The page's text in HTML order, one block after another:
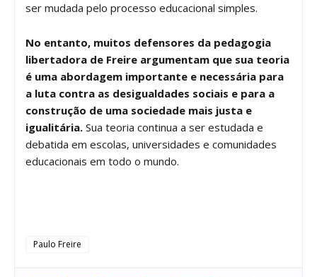
ser mudada pelo processo educacional simples.
No entanto, muitos defensores da pedagogia
libertadora de Freire argumentam que sua teoria
é uma abordagem importante e necessária para
a luta contra as desigualdades sociais e para a
construção de uma sociedade mais justa e
igualitária. Sua teoria continua a ser estudada e
debatida em escolas, universidades e comunidades
educacionais em todo o mundo.
Paulo Freire